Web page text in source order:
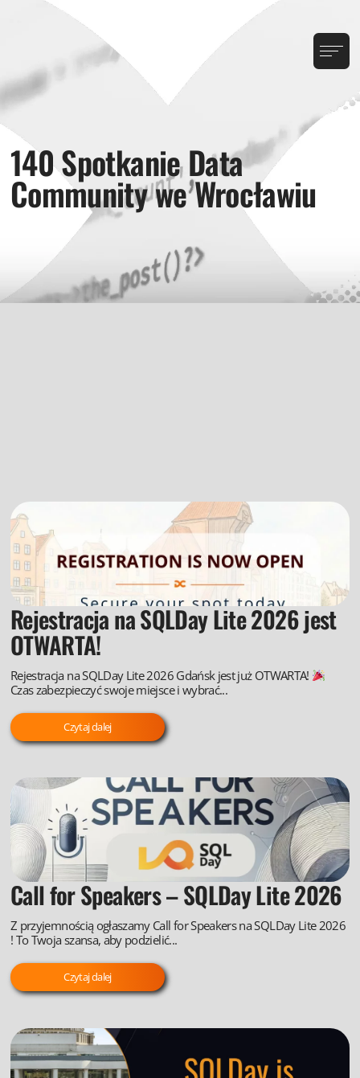
140 Spotkanie Data
Community we Wrocławiu
Rejestracja na SQLDay Lite 2026 jest
OTWARTA!
Rejestracja na SQLDay Lite 2026 Gdańsk jest już OTWARTA!
Czas zabezpieczyć swoje miejsce i wybrać...
Czytaj dalej
Call for Speakers – SQLDay Lite 2026
Z przyjemnością ogłaszamy Call for Speakers na SQLDay Lite 2026
! To Twoja szansa, aby podzielić...
Czytaj dalej